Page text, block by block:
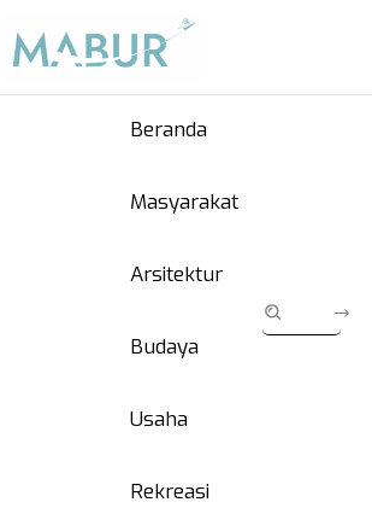
Beranda
Masyarakat
Arsitektur
Budaya
Usaha
Rekreasi